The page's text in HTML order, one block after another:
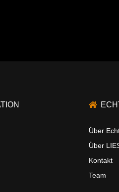
Über
Über
Kontakt
Team